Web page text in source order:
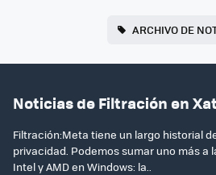
ARCHIVO DE
Noticias de Filtración en
Filtración:Meta tiene un largo historial
privacidad. Podemos sumar uno más a
Intel y AMD en Windows: la..